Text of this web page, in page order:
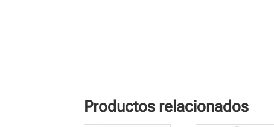
Productos relacionados